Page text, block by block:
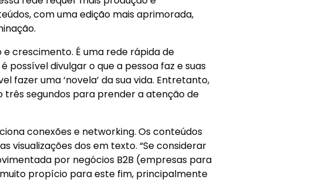
social devo estar?
possui ambientes diferentes, é importante
para o posicionamento que o corretor